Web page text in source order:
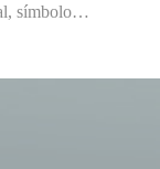
símbolo…